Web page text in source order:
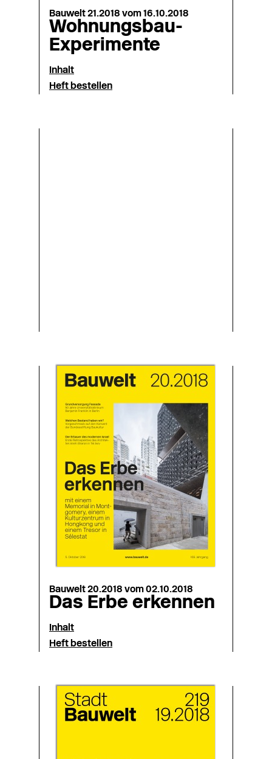
Bauwelt 21.2018 vom 16.10.2018
Wohnungsbau-
Experimente
Inhalt
Heft bestellen
Bauwelt 20.2018 vom 02.10.2018
Das Erbe erkennen
Inhalt
Heft bestellen